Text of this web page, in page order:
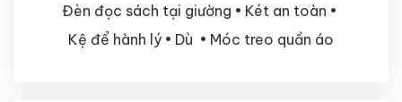
Đèn đọc sách tại giường
Két an toàn
Kệ để hành lý
Dù Móc treo quần áo